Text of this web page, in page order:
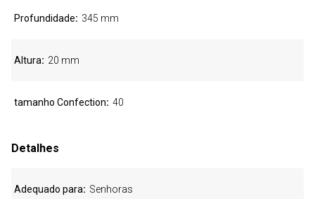
Profundidade 345 mm
Altura 20 mm
tamanho Confection 40
Detalhes
Adequado para Senhoras